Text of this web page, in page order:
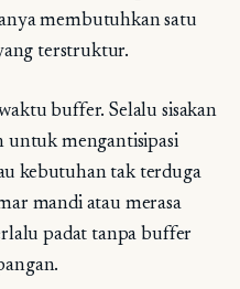
membutuhkan satu
terstruktur.
buffer. Selalu sisakan
untuk mengantisipasi
kebutuhan tak terduga
mandi atau merasa
padat tanpa buffer